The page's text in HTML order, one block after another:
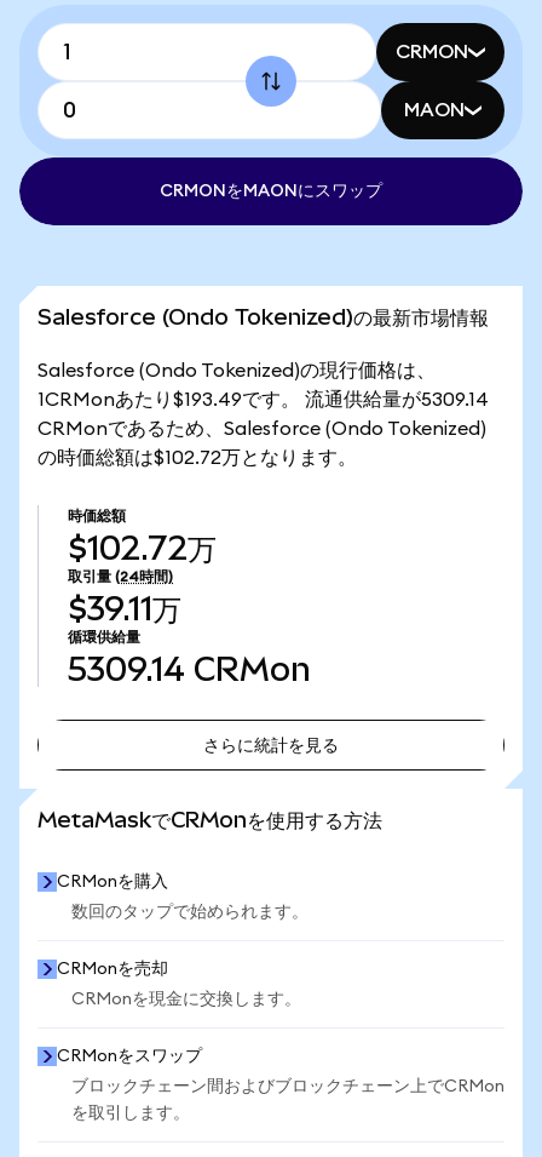
CRMON
MAON
CRMONをMAONにスワップ
Salesforce (Ondo Tokenized)の最新市場情報
Salesforce (Ondo Tokenized)の現行価格は、
1CRMonあたり$193.49です。 流通供給量が5309.14
CRMonであるため、Salesforce (Ondo Tokenized)
の時価総額は$102.72万となります。
時価総額
$102.72万
取引量 (24時間)
$39.11万
循環供給量
5309.14 CRMon
さらに統計を見る
MetaMaskでCRMonを使用する方法
CRMonを購入
数回のタップで始められます。
CRMonを売却
CRMonを現金に交換します。
CRMonをスワップ
ブロックチェーン間およびブロックチェーン上でCRMon
を取引します。